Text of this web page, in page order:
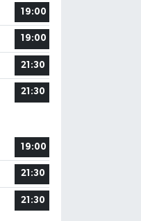
19:00
19:00
21:30
21:30
19:00
21:30
21:30